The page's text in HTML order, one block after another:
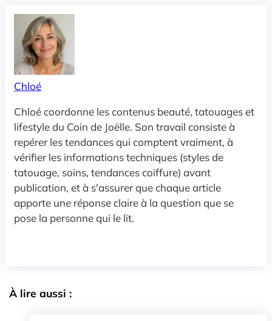
Chloé
Chloé coordonne les contenus beauté, tatouages et
lifestyle du Coin de Joëlle. Son travail consiste à
repérer les tendances qui comptent vraiment, à
vérifier les informations techniques (styles de
tatouage, soins, tendances coiffure) avant
publication, et à s'assurer que chaque article
apporte une réponse claire à la question que se
pose la personne qui le lit.
À lire aussi :